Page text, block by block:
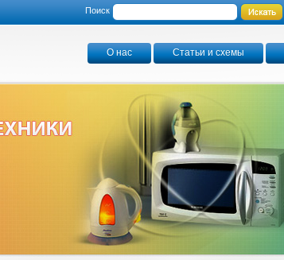
Поиск
О нас Статьи и схемы